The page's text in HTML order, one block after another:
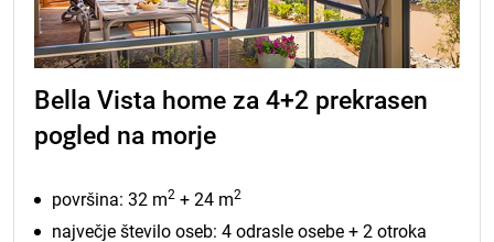
Bella Vista home za 4+2 prekrasen
pogled na morje
površina: 32 m2 + 24 m2
največje število oseb: 4 odrasle osebe + 2 otroka